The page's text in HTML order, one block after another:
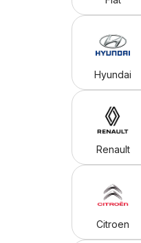
Hyundai
Renault
Citroen